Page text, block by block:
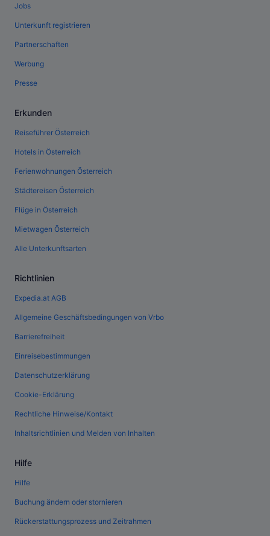
Jobs
Unterkunft registrieren
Partnerschaften
Werbung
Presse
Erkunden
Reiseführer Österreich
Hotels in Österreich
Ferienwohnungen Österreich
Städtereisen Österreich
Flüge in Österreich
Mietwagen Österreich
Alle Unterkunftsarten
Richtlinien
Expedia.at AGB
Allgemeine Geschäftsbedingungen von Vrbo
Barrierefreiheit
Einreisebestimmungen
Datenschutzerklärung
Cookie-Erklärung
Rechtliche Hinweise/Kontakt
Inhaltsrichtlinien und Melden von Inhalten
Hilfe
Hilfe
Buchung ändern oder stornieren
Rückerstattungsprozess und Zeitrahmen